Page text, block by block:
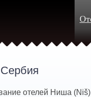
отелей Ниша